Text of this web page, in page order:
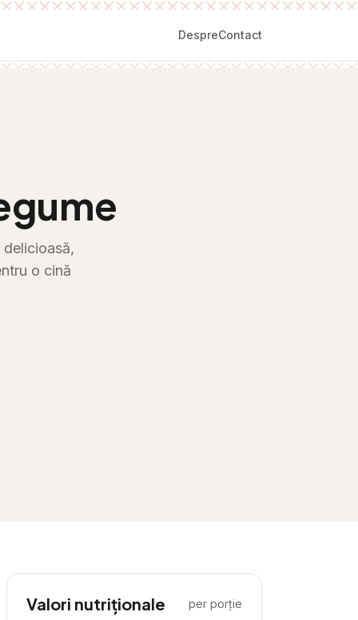
DespreContact
o cină
Valori nutriționale per porție